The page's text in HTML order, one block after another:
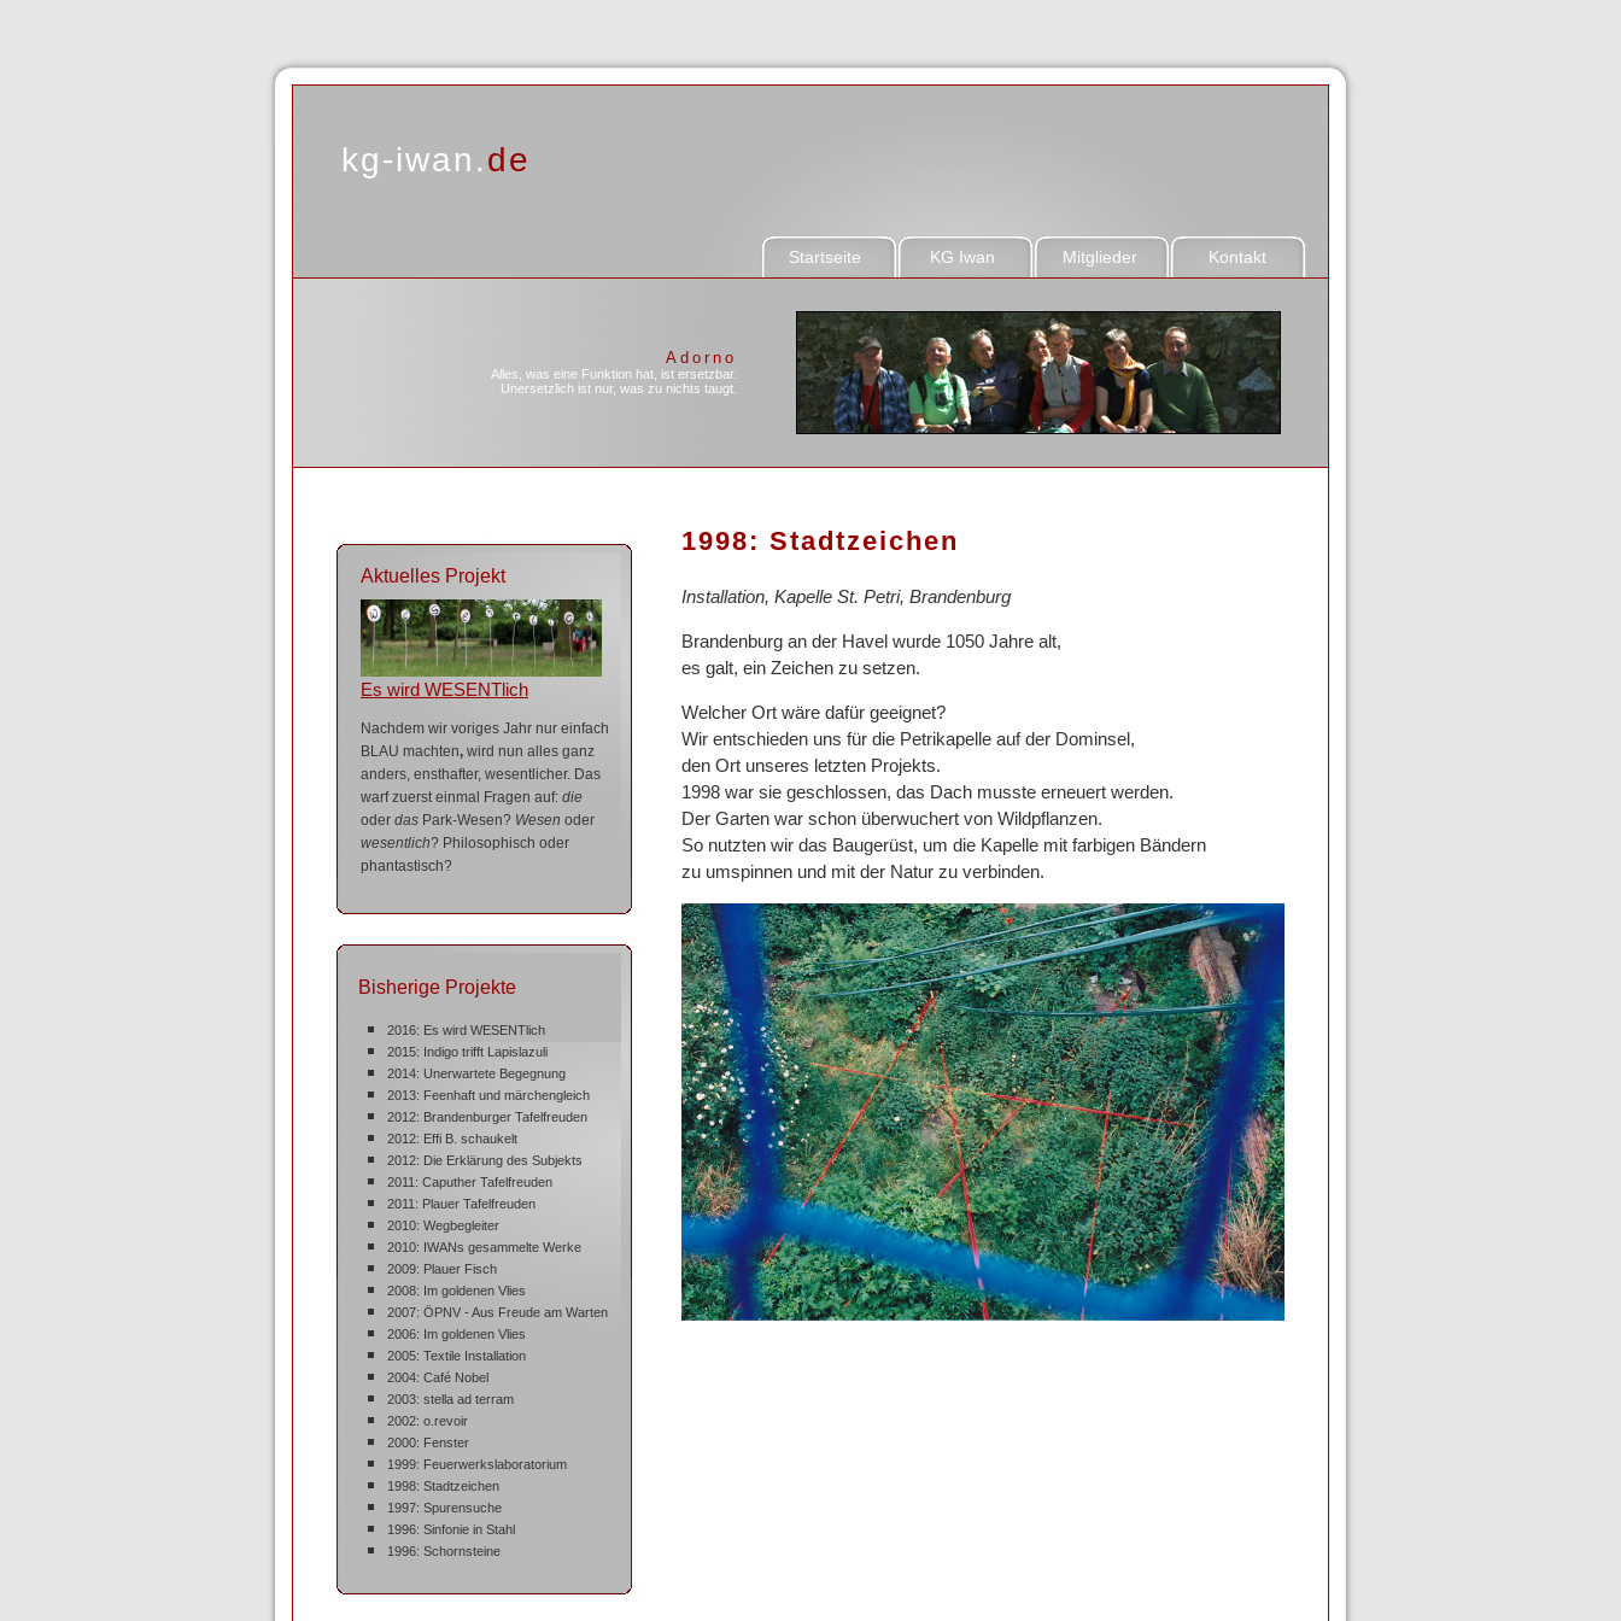
kg-iwan.de
Startseite KG Iwan Mitglieder Kontakt
Adorno
Alles, was eine Funktion hat, ist ersetzbar.
Unersetzlich ist nur, was zu nichts taugt.
Aktuelles Projekt
Es wird WESENTlich
Nachdem wir voriges Jahr nur einfach
BLAU machten, wird nun alles ganz
anders, ensthafter, wesentlicher. Das
warf zuerst einmal Fragen auf: die
oder das Park-Wesen? Wesen oder
wesentlich? Philosophisch oder
phantastisch?
Bisherige Projekte
2016: Es wird WESENTlich
2015: Indigo trifft Lapislazuli
2014: Unerwartete Begegnung
2013: Feenhaft und märchengleich
2012: Brandenburger Tafelfreuden
2012: Effi B. schaukelt
2012: Die Erklärung des Subjekts
2011: Caputher Tafelfreuden
2011: Plauer Tafelfreuden
2010: Wegbegleiter
2010: IWANs gesammelte Werke
2009: Plauer Fisch
2008: Im goldenen Vlies
2007: ÖPNV - Aus Freude am Warten
2006: Im goldenen Vlies
2005: Textile Installation
2004: Café Nobel
2003: stella ad terram
2002: o.revoir
2000: Fenster
1999: Feuerwerkslaboratorium
1998: Stadtzeichen
1997: Spurensuche
1996: Sinfonie in Stahl
1996: Schornsteine
1998: Stadtzeichen
Installation, Kapelle St. Petri, Brandenburg
Brandenburg an der Havel wurde 1050 Jahre alt,
es galt, ein Zeichen zu setzen.
Welcher Ort wäre dafür geeignet?
Wir entschieden uns für die Petrikapelle auf der Dominsel,
den Ort unseres letzten Projekts.
1998 war sie geschlossen, das Dach musste erneuert werden.
Der Garten war schon überwuchert von Wildpflanzen.
So nutzten wir das Baugerüst, um die Kapelle mit farbigen Bändern
zu umspinnen und mit der Natur zu verbinden.